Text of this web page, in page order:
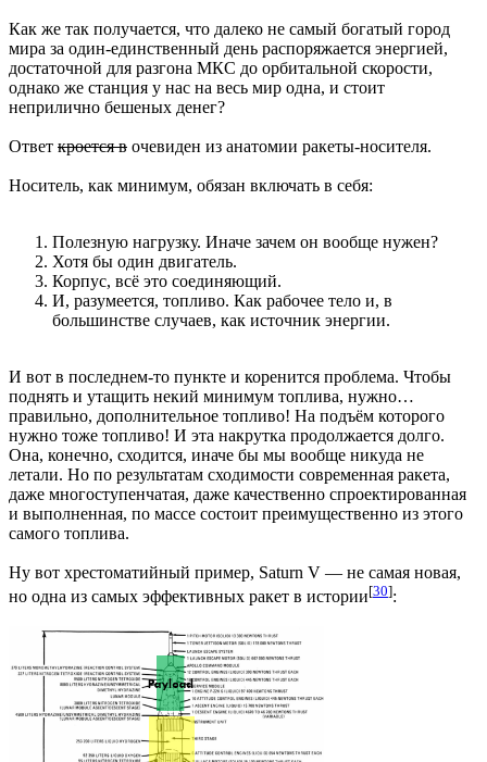
Как же так получается, что далеко не самый богатый город
мира за один-единственный день распоряжается энергией,
достаточной для разгона МКС до орбитальной скорости,
однако же станция у нас на весь мир одна, и стоит
неприлично бешеных денег?
Ответ кроется в очевиден из анатомии ракеты-носителя.
Носитель, как минимум, обязан включать в себя:
Полезную нагрузку. Иначе зачем он вообще нужен?
Хотя бы один двигатель.
Корпус, всё это соединяющий.
И, разумеется, топливо. Как рабочее тело и, в
большинстве случаев, как источник энергии.
И вот в последнем-то пункте и коренится проблема. Чтобы
поднять и утащить некий минимум топлива, нужно…
правильно, дополнительное топливо! На подъём которого
нужно тоже топливо! И эта накрутка продолжается долго.
Она, конечно, сходится, иначе бы мы вообще никуда не
летали. Но по результатам сходимости современная ракета,
даже многоступенчатая, даже качественно спроектированная
и выполненная, по массе состоит преимущественно из этого
самого топлива.
Ну вот хрестоматийный пример, Saturn V — не самая новая,
но одна из самых эффективных ракет в истории[30]: